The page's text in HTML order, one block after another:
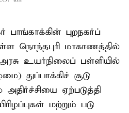
பாங்காக்கின் புறநகர்ப்
நொந்தபுரி மாகாணத்தில்
உயர்நிலைப் பள்ளியில்
துப்பாக்கிச் சூடு
ஏற்படுத்தி
மற்றும் படு